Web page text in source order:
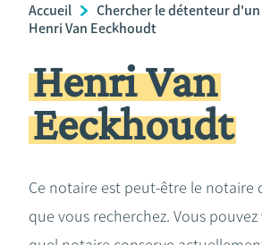
Relations et vivre ensemble
Héritage et donations
Entreprendre
Calculateurs
Breadcrumb
Accueil
Chercher le détenteur
Henri Van Eeckhoudt
Henri Van
Eeckhoudt
Ce notaire est peut-être le notaire
que vous recherchez. Vous